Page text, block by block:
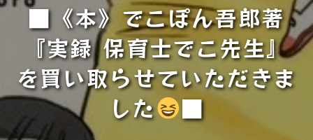
■《本》でこぽん吾郎著
『実録 保育士でこ先生』
を買い取らせていただきま
した
■